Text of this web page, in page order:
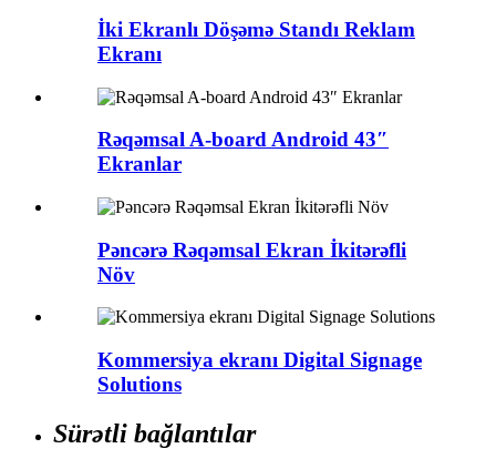
İki Ekranlı Döşəmə Standı Reklam
Ekranı
Rəqəmsal A-board Android 43″
Ekranlar
Pəncərə Rəqəmsal Ekran İkitərəfli
Növ
Kommersiya ekranı Digital Signage
Solutions
Sürətli bağlantılar